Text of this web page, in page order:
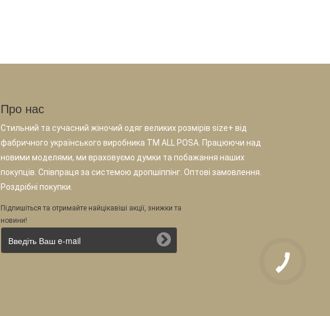
Про нас
Стильний та сучасний жіночий одяг великих розмірів size+ від
фабричного українського виробника TM ALL POSA. Працюючи над
новими моделями, ми враховуємо думки та побажання наших
покупців. Співпраця за системою дропшіппінг. Оптові замовлення.
Роздрібні покупки.
Підпишіться та отримайте найцікавіші акції, знижки та
новини!